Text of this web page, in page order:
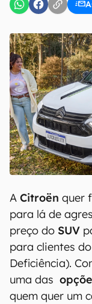
Uso e Política
A Citroën quer
para lá de
preço do SUV
para clientes do
Deficiência).
uma das
quem quer um